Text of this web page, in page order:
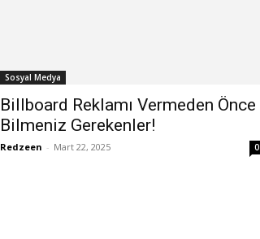
Sosyal Medya
Billboard Reklamı Vermeden Önce
Bilmeniz Gerekenler!
Redzeen - Mart 22, 2025 0